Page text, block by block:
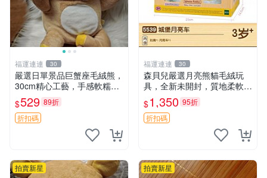
福運連連 30
嚴選日單景品巨蟹座毛絨熊，
30cm精心工藝，手感軟糯推
薦收藏送人 巨蟹座 毛絨玩具
精緻做工
$529 89折
折扣碼
福運連連 30
森貝兒嚴選月亮熊貓毛絨玩
具，全新未開封，質地柔軟適
合收藏 月亮熊貓 毛絨玩具 新
款 儲倉直銷
$1,350 95折
折扣碼
拍賣新星 拍賣新星